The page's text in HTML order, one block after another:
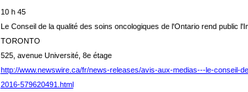
10 h 45
Le Conseil de la qualité des soins oncologiques de l'Ontario rend public
TORONTO
525, avenue Université, 8e étage
http://www.newswire.ca/fr/news-releases/avis-aux-medias---le-conseil-
2016-579620491.html